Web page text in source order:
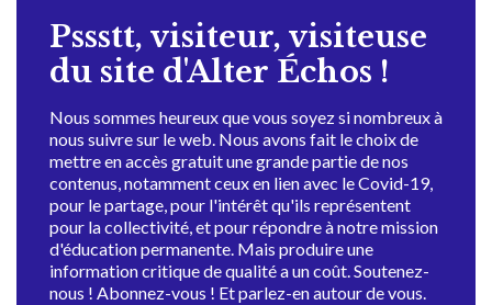
Pssstt, visiteur, visiteuse
du site d'Alter Échos !
Nous sommes heureux que vous soyez si nombreux à
nous suivre sur le web. Nous avons fait le choix de
mettre en accès gratuit une grande partie de nos
contenus, notamment ceux en lien avec le Covid-19,
pour le partage, pour l'intérêt qu'ils représentent
pour la collectivité, et pour répondre à notre mission
d'éducation permanente. Mais produire une
information critique de qualité a un coût. Soutenez-
nous ! Abonnez-vous ! Et parlez-en autour de vous.